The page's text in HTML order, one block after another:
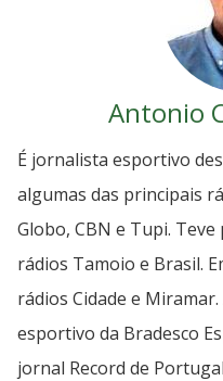
Antonio
É jornalista esportivo
algumas das principais
Globo, CBN e Tupi.
rádios Tamoio e Brasil.
rádios Cidade e
esportivo da Bradesco
jornal Record de Portugal